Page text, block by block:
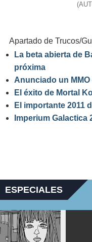
Apartado de Trucos/
La beta abierta de
próxima
Anunciado un
El éxito de Mortal
El importante 2011
Imperium Galactica
ESPECIALES